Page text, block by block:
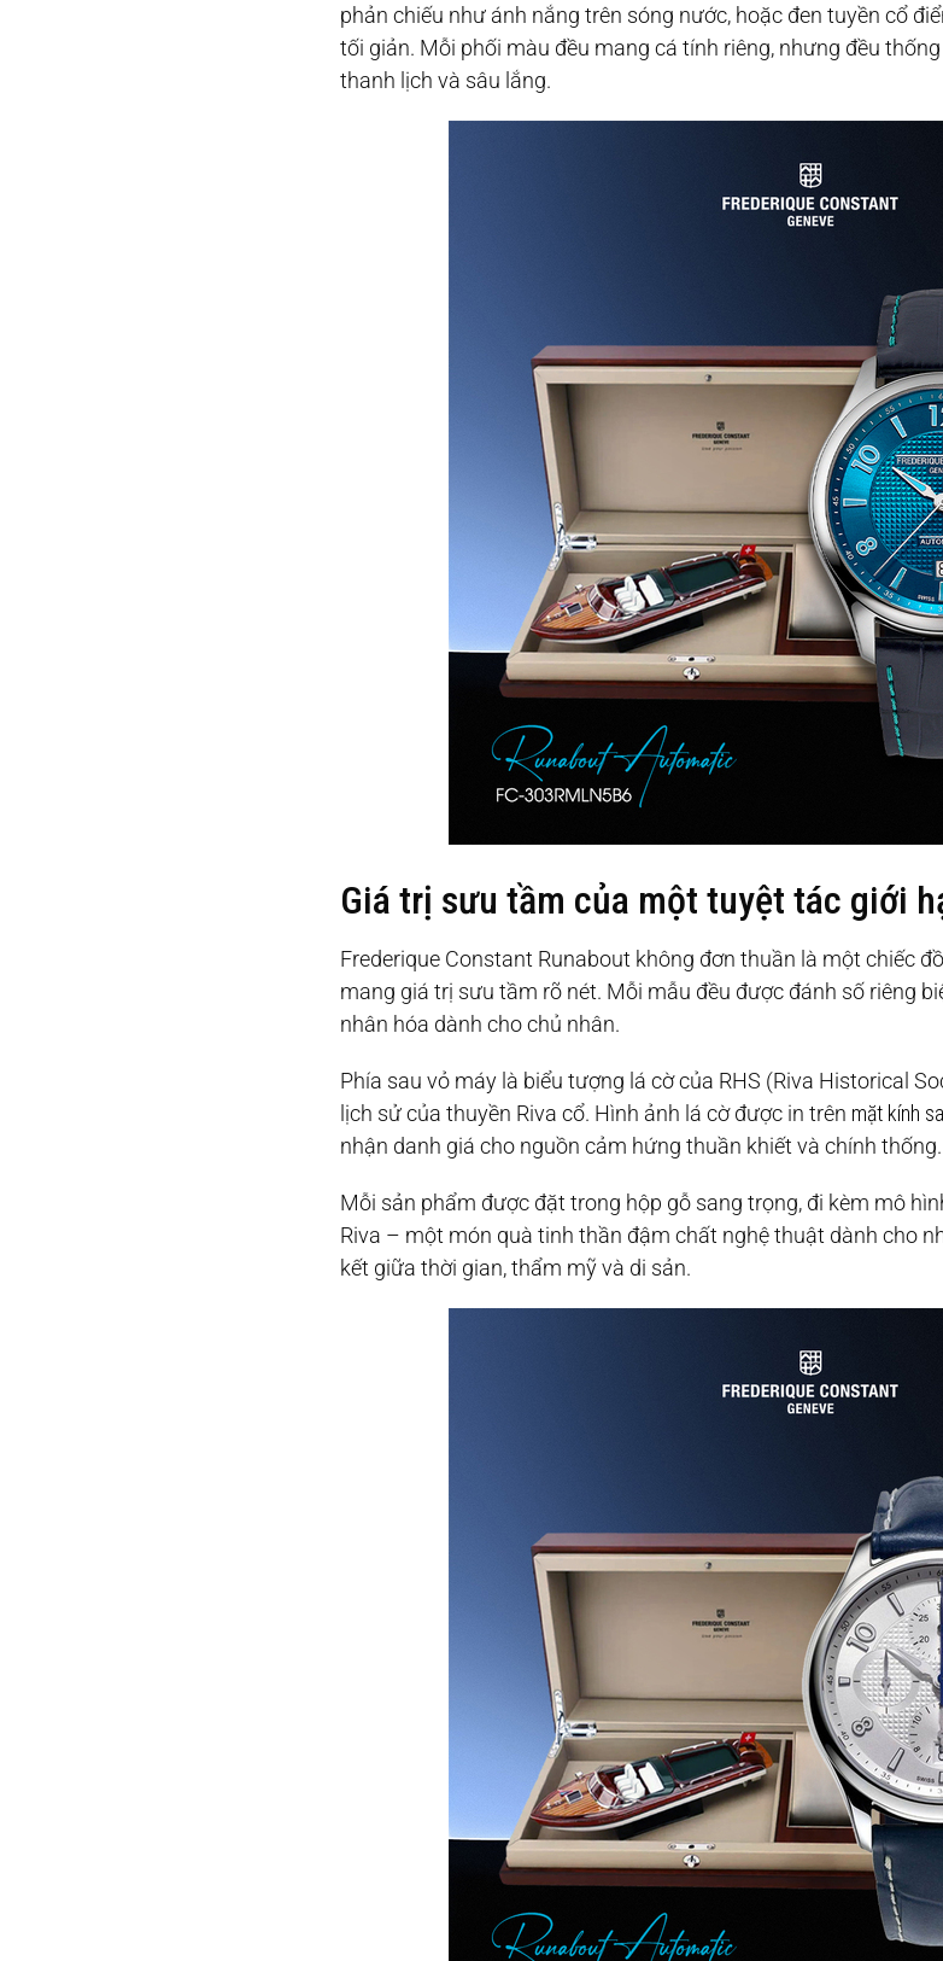
phản chiếu như ánh nắng trên sóng nước, hoặc đen tuyền cổ
tối giản. Mỗi phối màu đều mang cá tính riêng, nhưng đều
thanh lịch và sâu lắng.
Giá trị sưu tầm của một tuyệt tác giới
Frederique Constant Runabout không đơn thuần là một chiếc
mang giá trị sưu tầm rõ nét. Mỗi mẫu đều được đánh số riêng
nhân hóa dành cho chủ nhân.
Phía sau vỏ máy là biểu tượng lá cờ của RHS (Riva Historical
lịch sử của thuyền Riva cổ. Hình ảnh lá cờ được in trên mặt kính
nhận danh giá cho nguồn cảm hứng thuần khiết và chính thống.
Mỗi sản phẩm được đặt trong hộp gỗ sang trọng, đi kèm mô
Riva – một món quà tinh thần đậm chất nghệ thuật dành cho
kết giữa thời gian, thẩm mỹ và di sản.